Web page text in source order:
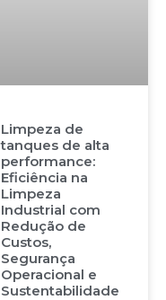
Limpeza de
tanques de alta
performance:
Eficiência na
Limpeza
Industrial com
Redução de
Custos,
Segurança
Operacional e
Sustentabilidade